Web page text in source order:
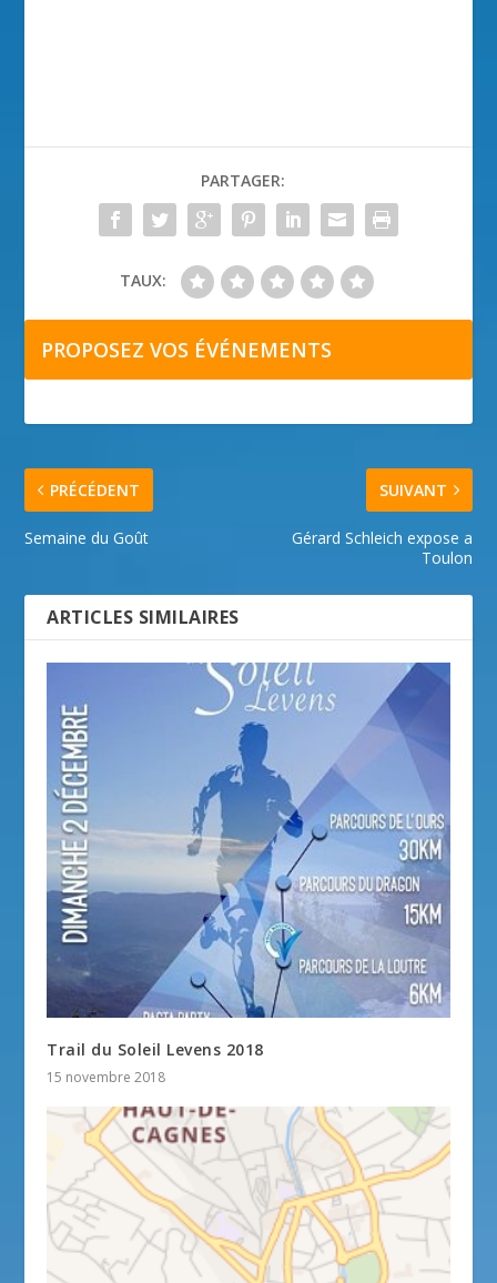
PARTAGER:
TAUX:
PROPOSEZ VOS ÉVÉNEMENTS
PRÉCÉDENT
Semaine du Goût
SUIVANT
Gérard Schleich expose a
Toulon
ARTICLES SIMILAIRES
Trail du Soleil Levens 2018
15 novembre 2018